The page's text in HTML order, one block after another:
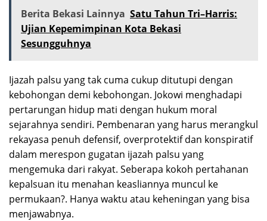
Berita Bekasi Lainnya Satu Tahun Tri–Harris:
Ujian Kepemimpinan Kota Bekasi
Sesungguhnya
Ijazah palsu yang tak cuma cukup ditutupi dengan
kebohongan demi kebohongan. Jokowi menghadapi
pertarungan hidup mati dengan hukum moral
sejarahnya sendiri. Pembenaran yang harus merangkul
rekayasa penuh defensif, overprotektif dan konspiratif
dalam merespon gugatan ijazah palsu yang
mengemuka dari rakyat. Seberapa kokoh pertahanan
kepalsuan itu menahan keasliannya muncul ke
permukaan?. Hanya waktu atau keheningan yang bisa
menjawabnya.